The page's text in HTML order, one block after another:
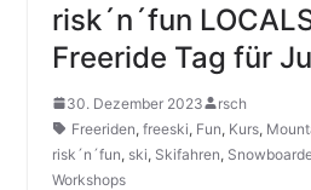
risk´n´fun
Freeride Tag für
30. Dezember 2023
rsch
Freeriden, freeski, Fun, Kurs,
risk´n´fun, ski, Skifahren,
Workshops